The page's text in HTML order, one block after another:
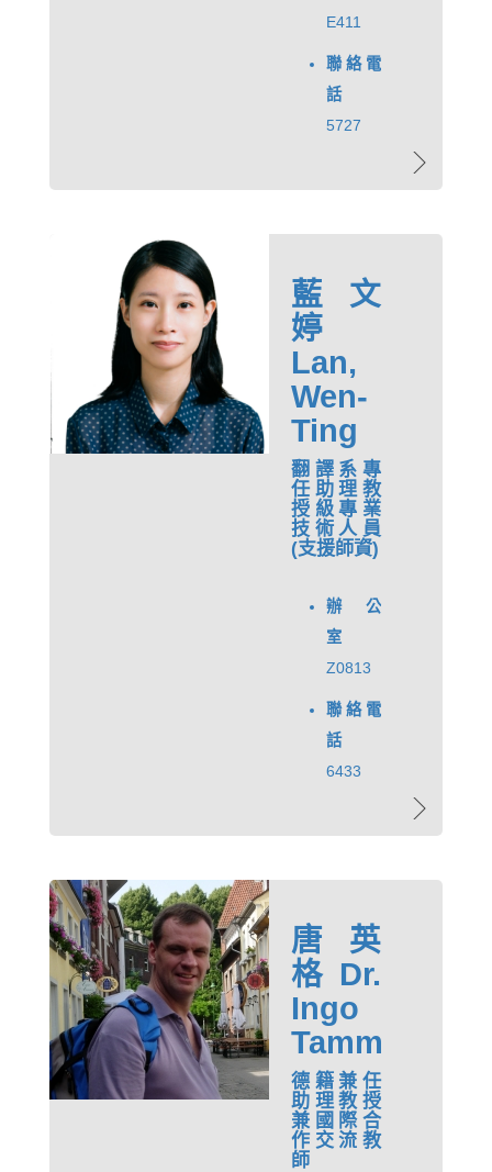
E411
聯絡電
話
5727
藍文
婷
Lan,
Wen-
Ting
翻譯系專
任助理教
授級專業
技術人員
(支援師資)
辦公
室
Z0813
聯絡電
話
6433
唐英
格 Dr.
Ingo
Tamm
德籍兼任
助理教授
兼國際合
作交流教
師